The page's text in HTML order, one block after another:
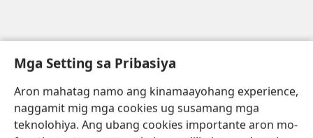
naggamit mig mga cookies ug susamang mga
teknolohiya. Ang ubang cookies importante aron mo-
decline. Puwede nimong i-accept o i-decline ang
paggamit ug dugang nga mga cookies, nga gigamit
lang namo aron mo-improve ang imong experience.